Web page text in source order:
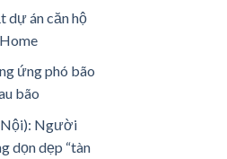
dự án căn hộ
ứng phó bão
bão
Người
dọn dẹp “tàn